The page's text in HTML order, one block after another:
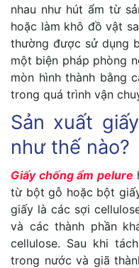
nhau như hút ẩm từ
hoặc làm khô đồ vật
thường được sử dụng
một biện pháp phòng
mòn hình thành bằng
trong quá trình vận
Sản xuất
như thế nào?
Giấy chống ẩm pelure
từ bột gỗ hoặc bột
giấy là các sợi
và các thành phần
cellulose. Sau khi
trong nước và giã